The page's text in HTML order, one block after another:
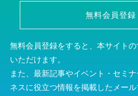
無料会員登録
無料会員登録をすると、本サイト
いただけます。
また、最新記事やイベント・セミ
ネスに役立つ情報を掲載したメー